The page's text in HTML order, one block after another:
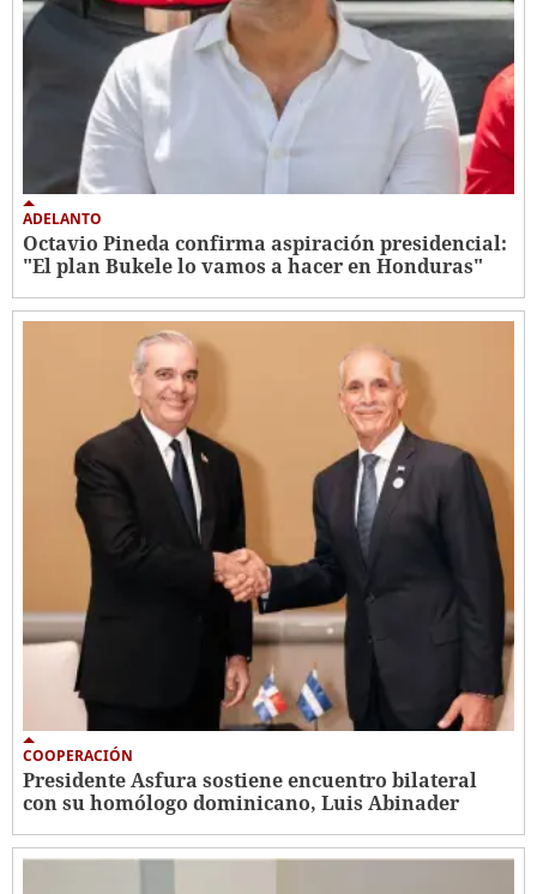
ADELANTO
Octavio Pineda confirma aspiración presidencial:
"El plan Bukele lo vamos a hacer en Honduras"
COOPERACIÓN
Presidente Asfura sostiene encuentro bilateral
con su homólogo dominicano, Luis Abinader